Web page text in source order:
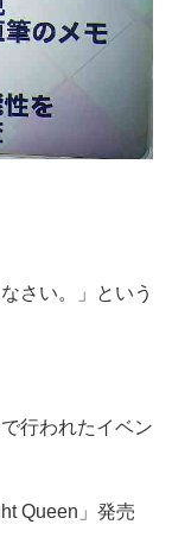
さい。」という
行われたイベン
Queen」発売